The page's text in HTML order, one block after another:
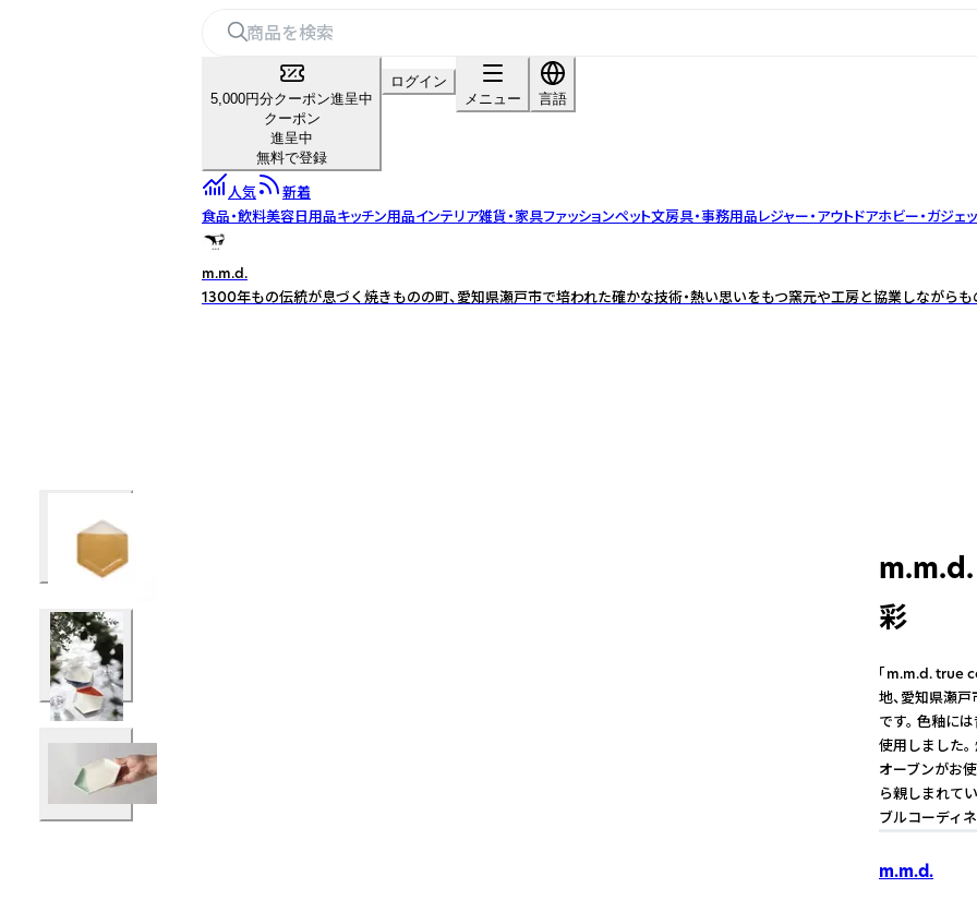
5,000円分クーポン進呈中
クーポン
進呈中
無料で登録
ログイン
メニュー
言語
人気
新着
食品・飲料美容日用品キッチン用品インテリア雑貨・家具ファッションペット文房具・事務用品レジャー・アウトドアホビー・ガジェ
m.m.d.
1300年もの伝統が息づく焼きものの町、愛知県瀬戸市で培われた確かな技術・熱い思いをもつ窯元や工房と協業しながらも
彩
「m.m.d. true
地、愛知県瀬
です。 色釉には
使用しました
オーブンがお
ら親しまれて
ブルコーディ
m.m.d.